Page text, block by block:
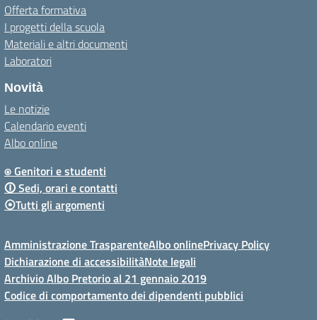
Offerta formativa
I progetti della scuola
Materiali e altri documenti
Laboratori
Novità
Le notizie
Calendario eventi
Albo online
⍟ Genitori e studenti
🛈 Sedi, orari e contatti
⦿Tutti gli argomenti
Amministrazione TrasparenteAlbo onlinePrivacy Policy
Dichiarazione di accessibilitàNote legali
Archivio Albo Pretorio al 21 gennaio 2019
Codice di comportamento dei dipendenti pubblici